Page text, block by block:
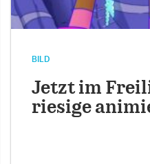
BILD
Jetzt im
riesige